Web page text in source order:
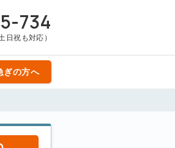
734
日祝も対応）
ぎの方へ